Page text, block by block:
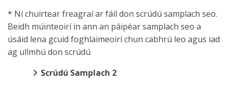
* Ní chuirtear freagraí ar fáil don scrúdú samplach seo.
Beidh múinteoirí in ann an páipéar samplach seo a
úsáid lena gcuid foghlaimeoirí chun cabhrú leo agus iad
ag ullmhú don scrúdú
Scrúdú Samplach 2